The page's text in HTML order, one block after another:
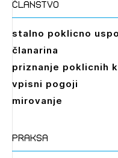
članstvo
stalno poklicno
članarina
priznanje poklicnih
vpisni pogoji
mirovanje
praksa